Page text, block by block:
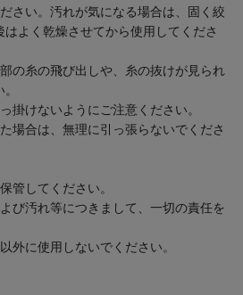
さい。汚れが気になる場合は、固く絞
よく乾燥させてから使用してくださ
の糸の飛び出しや、糸の抜けが見られ
掛けないようにご注意ください。
場合は、無理に引っ張らないでくださ
管してください。
び汚れ等につきまして、一切の責任を
外に使用しないでください。